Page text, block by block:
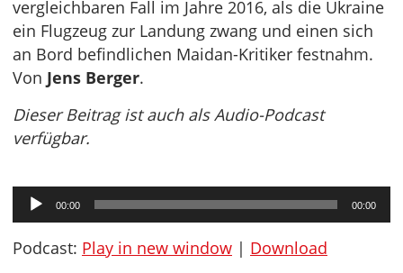
vergleichbaren Fall im Jahre 2016, als die Ukraine
ein Flugzeug zur Landung zwang und einen sich
an Bord befindlichen Maidan-Kritiker festnahm.
Von Jens Berger.
Dieser Beitrag ist auch als Audio-Podcast
verfügbar.
Audio-
Player
00:00 00:00
Podcast: Play in new window | Download